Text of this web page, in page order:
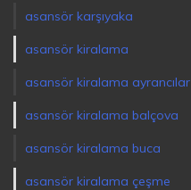
asansör karşıyaka
asansör kiralama
asansör kiralama ayrancılar
asansör kiralama balçova
asansör kiralama buca
asansör kiralama çeşme